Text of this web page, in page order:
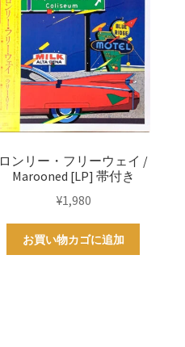
ロンリー・フリーウェイ /
Marooned [LP] 帯付き
¥1,980
お買い物カゴに追加